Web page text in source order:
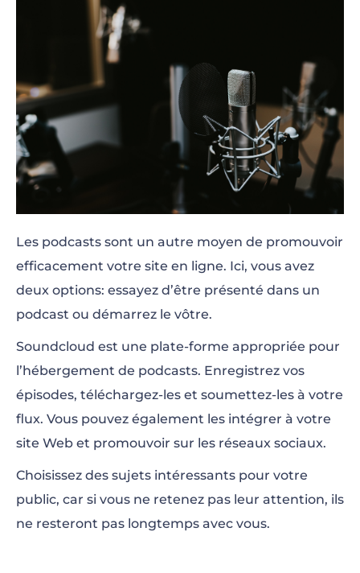
Les podcasts sont un autre moyen de promouvoir
efficacement votre site en ligne. Ici, vous avez
deux options: essayez d’être présenté dans un
podcast ou démarrez le vôtre.
Soundcloud est une plate-forme appropriée pour
l’hébergement de podcasts. Enregistrez vos
épisodes, téléchargez-les et soumettez-les à votre
flux. Vous pouvez également les intégrer à votre
site Web et promouvoir sur les réseaux sociaux.
Choisissez des sujets intéressants pour votre
public, car si vous ne retenez pas leur attention, ils
ne resteront pas longtemps avec vous.